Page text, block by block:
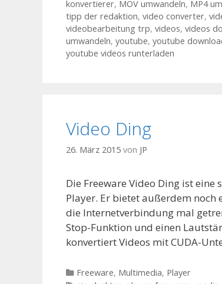
konvertierer, MOV umwandeln, MP4
tipp der redaktion, video converter,
videobearbeitung trp, videos, videos
umwandeln, youtube, youtube
youtube videos runterladen
Video Ding
26. März 2015 von JP
Die Freeware Video Ding ist
Player. Er bietet außerdem noch
die Internetverbindung mal
Stop-Funktion und einen
konvertiert Videos mit CUDA-
Kategorien
Freeware, Multimedia, Player